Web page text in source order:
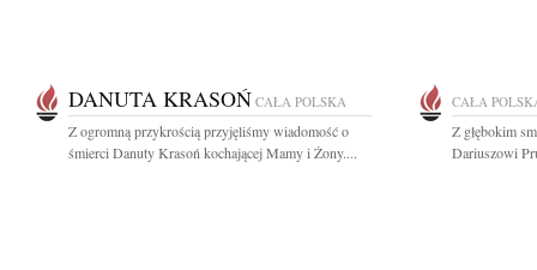
DANUTA KRASOŃ CAŁA POLSKA
Z ogromną przykrością przyjęliśmy wiadomość o
śmierci Danuty Krasoń kochającej Mamy i Żony....
CAŁA
Z głębokim
Dariuszowi